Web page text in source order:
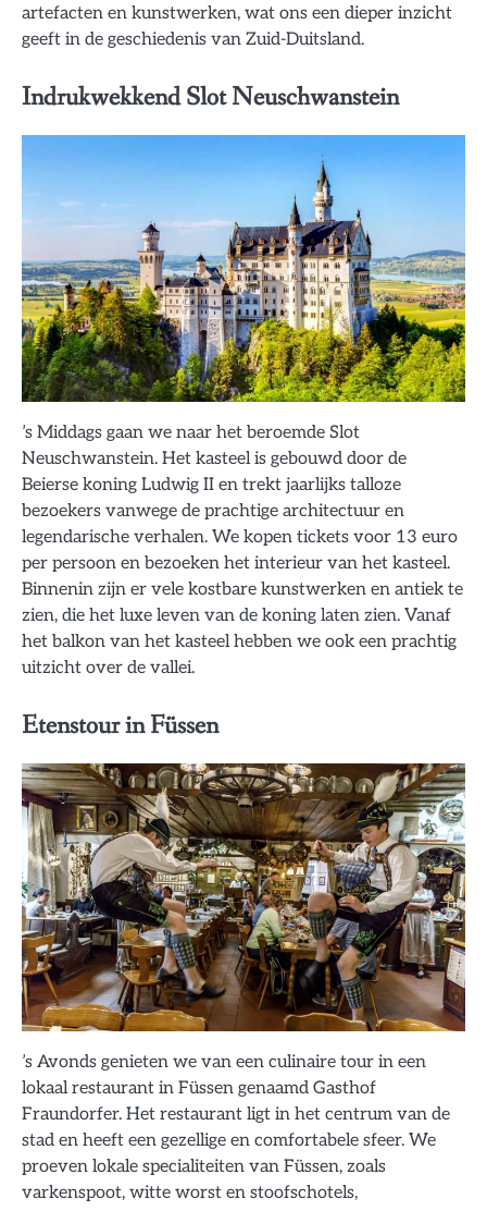
artefacten en kunstwerken, wat ons een dieper inzicht
geeft in de geschiedenis van Zuid-Duitsland.
Indrukwekkend Slot Neuschwanstein
’s Middags gaan we naar het beroemde Slot
Neuschwanstein. Het kasteel is gebouwd door de
Beierse koning Ludwig II en trekt jaarlijks talloze
bezoekers vanwege de prachtige architectuur en
legendarische verhalen. We kopen tickets voor 13 euro
per persoon en bezoeken het interieur van het kasteel.
Binnenin zijn er vele kostbare kunstwerken en antiek te
zien, die het luxe leven van de koning laten zien. Vanaf
het balkon van het kasteel hebben we ook een prachtig
uitzicht over de vallei.
Etenstour in Füssen
’s Avonds genieten we van een culinaire tour in een
lokaal restaurant in Füssen genaamd Gasthof
Fraundorfer. Het restaurant ligt in het centrum van de
stad en heeft een gezellige en comfortabele sfeer. We
proeven lokale specialiteiten van Füssen, zoals
varkenspoot, witte worst en stoofschotels,